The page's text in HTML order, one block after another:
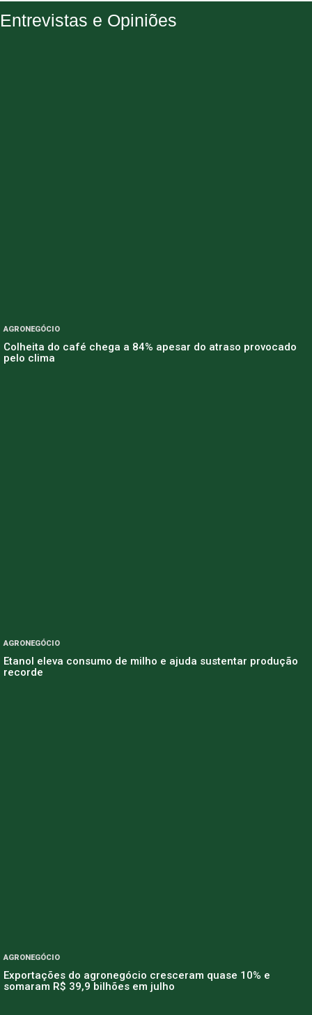
Entrevistas e Opiniões
AGRONEGÓCIO
Colheita do café chega a 84% apesar do atraso provocado
pelo clima
AGRONEGÓCIO
Etanol eleva consumo de milho e ajuda sustentar produção
recorde
AGRONEGÓCIO
Exportações do agronegócio cresceram quase 10% e
somaram R$ 39,9 bilhões em julho